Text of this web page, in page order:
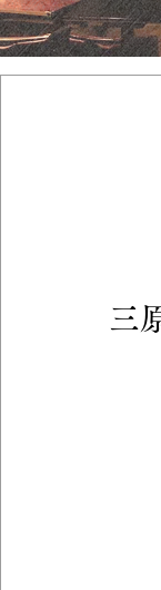
三